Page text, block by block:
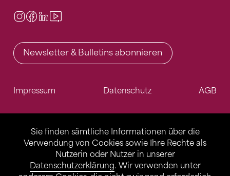
Sie finden sämtliche Informationen über die
Verwendung von Cookies sowie Ihre Rechte als
Nutzerin oder Nutzer in unserer
Datenschutzerklärung. Wir verwenden unter
Instagram
Facebook
LinkedIn
Newsletter & Bulletins abonnieren
Impressum Datenschutz AGB